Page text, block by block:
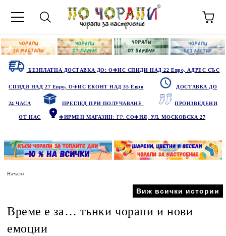
БЕЗПЛАТНА ДОСТАВКА ДО: ОФИС СПИДИ НАД 22 Евро, АДРЕС СЪС
СПИДИ НАД 27 Евро, ОФИС ЕКОНТ НАД 35 Евро ДОСТАВКА ДО
24 ЧАСА ПРЕГЛЕД ПРИ ПОЛУЧАВАНЕ ПРОИЗВЕДЕНИ
ОТ НАС ФИРМЕН МАГАЗИН: ГР.СОФИЯ, УЛ. МОСКОВСКА 27
Начало
Виж всички истории
Време е за… тънки чорапи и нови
емоции